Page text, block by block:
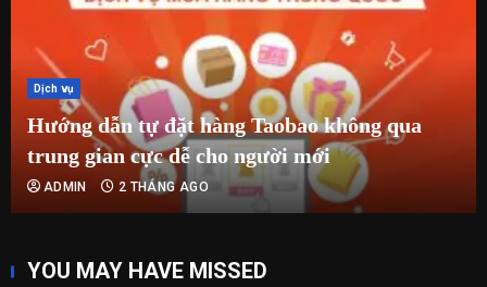
Dịch vụ
Hướng dẫn tự đặt hàng Taobao không qua
trung gian cực dễ cho người mới
ADMIN 2 THÁNG AGO
YOU MAY HAVE MISSED